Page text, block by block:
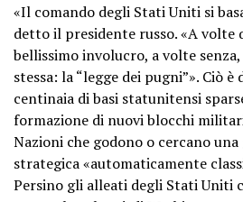
«Il comando degli Stati Uniti si
detto il presidente russo. «A volte
bellissimo involucro, a volte senza,
stessa: la “legge dei pugni”». Ciò
centinaia di basi statunitensi
formazione di nuovi blocchi
Nazioni che godono o cercano
strategica «automaticamente
Persino gli alleati degli Stati Uniti